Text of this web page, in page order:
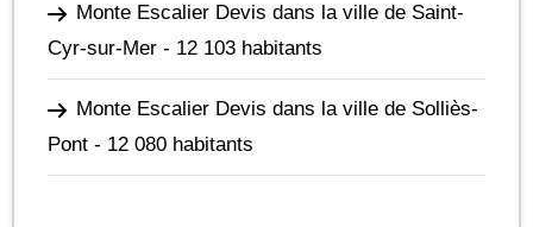
Monte Escalier Devis dans la ville de Saint-
Cyr-sur-Mer - 12 103 habitants
Monte Escalier Devis dans la ville de Solliès-
Pont - 12 080 habitants